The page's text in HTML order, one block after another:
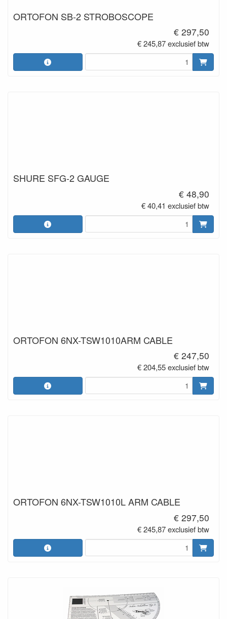
ORTOFON SB-2 STROBOSCOPE
€ 297,50
€ 245,87 exclusief btw
SHURE SFG-2 GAUGE
€ 48,90
€ 40,41 exclusief btw
ORTOFON 6NX-TSW1010ARM CABLE
€ 247,50
€ 204,55 exclusief btw
ORTOFON 6NX-TSW1010L ARM CABLE
€ 297,50
€ 245,87 exclusief btw